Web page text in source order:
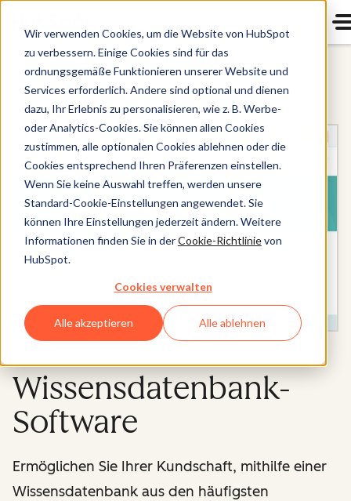
Wir verwenden Cookies, um die Website von HubSpot
zu verbessern. Einige Cookies sind für das
ordnungsgemäße Funktionieren unserer Website und
Services erforderlich. Andere sind optional und dienen
dazu, Ihr Erlebnis zu personalisieren, wie z. B. Werbe-
oder Analytics-Cookies. Sie können allen Cookies
zustimmen, alle optionalen Cookies ablehnen oder die
Cookies entsprechend Ihren Präferenzen einstellen.
Wenn Sie keine Auswahl treffen, werden unsere
Standard-Cookie-Einstellungen angewendet. Sie
können Ihre Einstellungen jederzeit ändern. Weitere
Informationen finden Sie in derCookie-Richtlinievon
HubSpot.
Cookies verwalten
Alle akzeptieren Alle ablehnen
Service Hub
Wissensdatenbank-
Software
Ermöglichen Sie Ihrer Kundschaft, mithilfe einer
Wissensdatenbank aus den häufigsten